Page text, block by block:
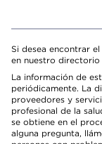
Si desea encontrar
en nuestro
La información de
periódicamente. La
proveedores y
profesional de la
se obtiene en el
alguna pregunta,